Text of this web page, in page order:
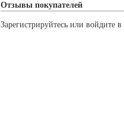
Отзывы покупателей
Зарегистрируйтесь или войдите